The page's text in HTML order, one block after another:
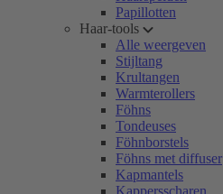
Papillotten
Haar-tools
Alle weergeven
Stijltang
Krultangen
Warmterollers
Föhns
Tondeuses
Föhnborstels
Föhns met diffuser
Kapmantels
Kappersscharen